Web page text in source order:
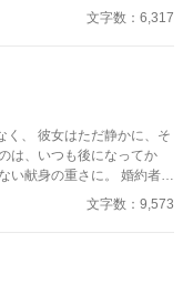
の令嬢レイアーを懐妊さ
寸前、自身の命と引き換え
、何度拒絶しても、結婚
文字数：6,317
く、 彼女はただ静かに、そ
の重さに。 婚約者
ていた手が消えたとき、 失
高に描か
読者向け：関係性・感情の
文字数：9,573